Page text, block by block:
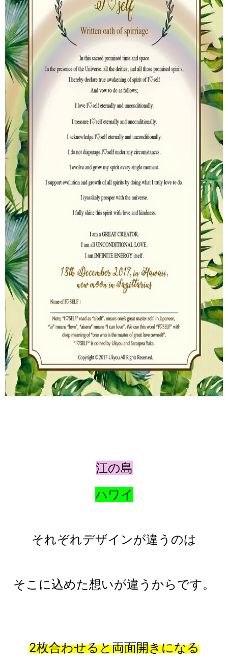
江の島
ハワイ
それぞれデザインが違うのは
そこに込めた想いが違うからです。
2枚合わせると両面開きになる